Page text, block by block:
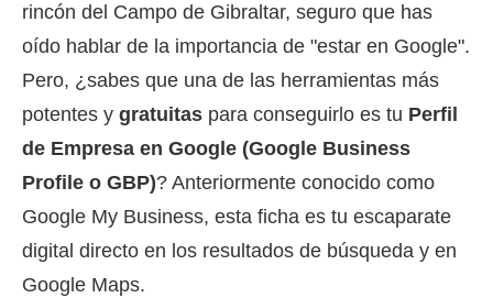
rincón del Campo de Gibraltar, seguro que has
oído hablar de la importancia de "estar en Google".
Pero, ¿sabes que una de las herramientas más
potentes y gratuitas para conseguirlo es tu Perfil
de Empresa en Google (Google Business
Profile o GBP)? Anteriormente conocido como
Google My Business, esta ficha es tu escaparate
digital directo en los resultados de búsqueda y en
Google Maps.